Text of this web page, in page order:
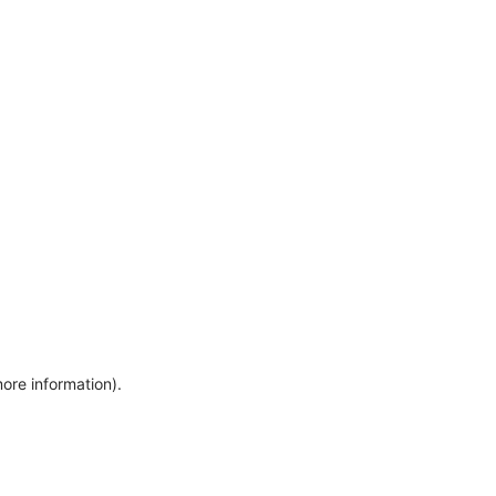
information).